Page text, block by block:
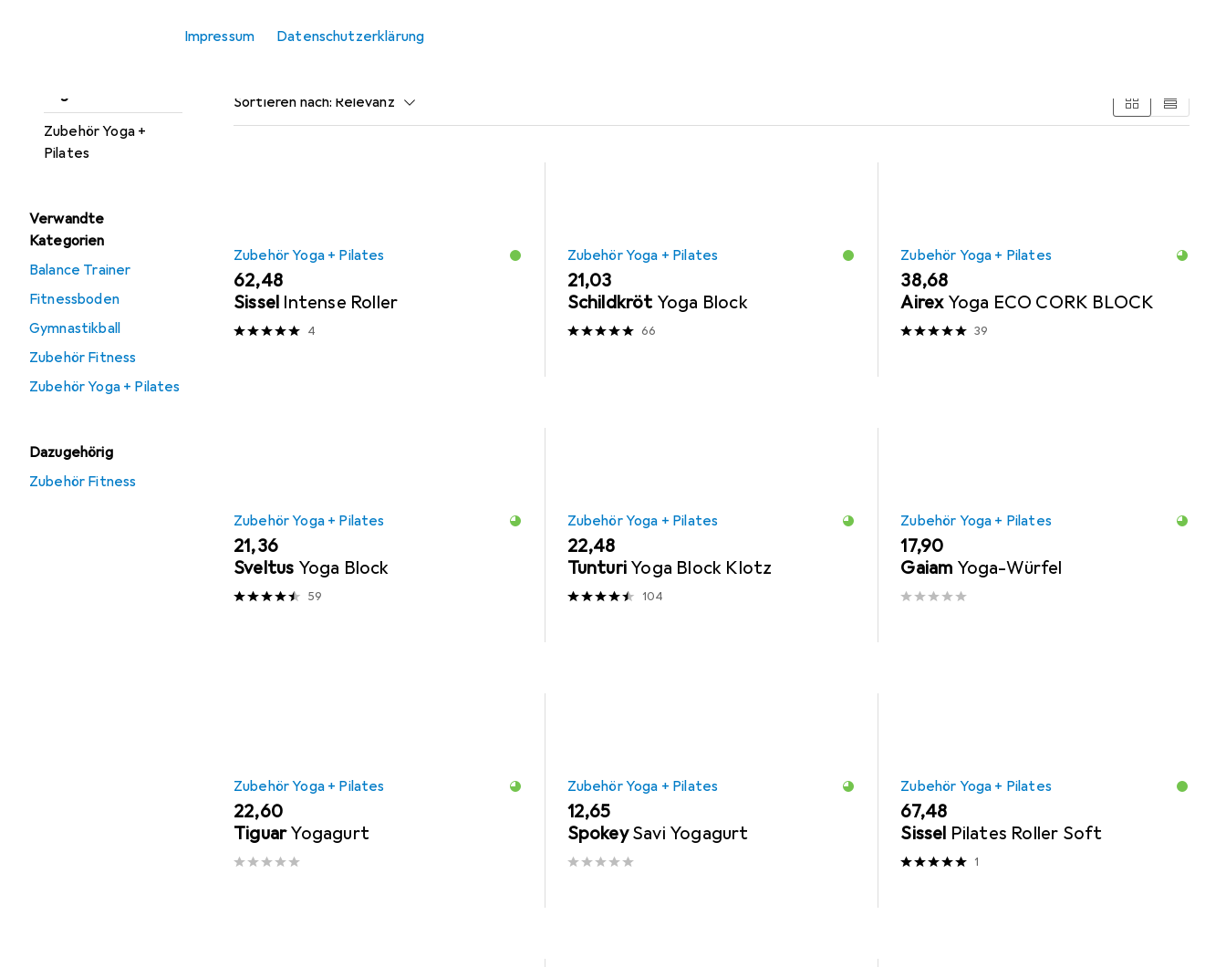
Impressum Datenschutzerklärung
Yogamatte
Zubehör Yoga +
Pilates
Verwandte
Kategorien
Balance Trainer
Fitnessboden
Gymnastikball
Zubehör Fitness
Zubehör Yoga + Pilates
Dazugehörig
Zubehör Fitness
Zubehör Yoga + Pilates
Sortieren nach: Relevanz
Zubehör Yoga + Pilates
EUR
62,48
Sissel Intense Roller
4
Zubehör Yoga + Pilates
EUR
21,03
Schildkröt Yoga Block
66
Zubehör Yoga + Pilates
EUR
38,68
Airex Yoga ECO CORK BLOCK
39
Zubehör Yoga + Pilates
EUR
21,36
Sveltus Yoga Block
59
Zubehör Yoga + Pilates
EUR
22,48
Tunturi Yoga Block Klotz
104
Zubehör Yoga + Pilates
EUR
17,90
Gaiam Yoga-Würfel
Zubehör Yoga + Pilates
EUR
22,60
TiguarYogagurt
Zubehör Yoga + Pilates
EUR
12,65
Spokey Savi Yogagurt
Zubehör Yoga + Pilates
EUR
67,48
Sissel Pilates Roller Soft
1